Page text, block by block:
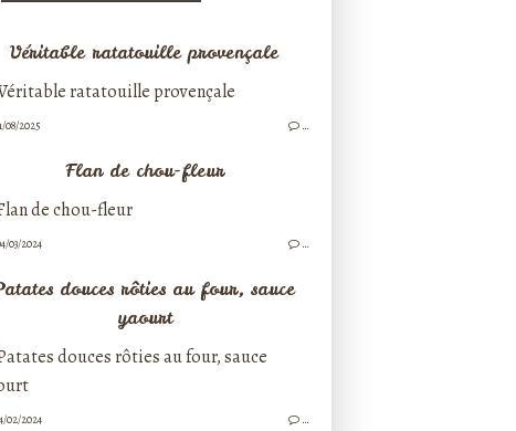
Véritable ratatouille provençale
08/2025 …
Flan de chou-fleur
03/2024 …
douces rôties au four, sauce
yaourt
02/2024 …